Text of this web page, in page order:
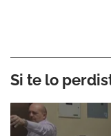
Si te lo